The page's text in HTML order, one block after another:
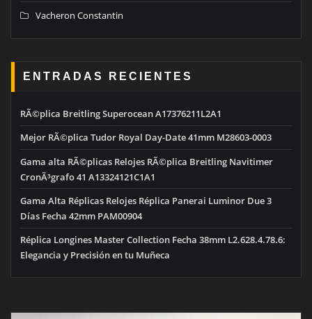
Vacheron Constantin
ENTRADAS RECIENTES
RÃ©plica Breitling Superocean A17376211L2A1
Mejor RÃ©plica Tudor Royal Day-Date 41mm M28603-0003
Gama alta RÃ©plicas Relojes RÃ©plica Breitling Navitimer
CronÃ³grafo 41 A13324121C1A1
Gama Alta Réplicas Relojes Réplica Panerai Luminor Due 3
Días Fecha 42mm PAM00904
Réplica Longines Master Collection Fecha 38mm L2.628.4.78.6:
Elegancia y Precisión en tu Muñeca